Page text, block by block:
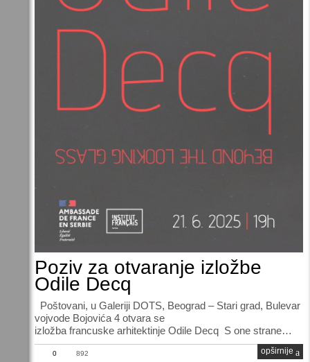
Poziv za otvaranje izložbe
Odile Decq
Poštovani, u Galeriji DOTS, Beograd – Stari grad, Bulevar
vojvode Bojovića 4 otvara se
izložba francuske arhitektinje Odile Decq S one strane…
0 892 opširnije